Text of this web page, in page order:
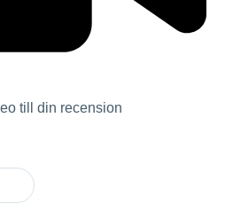
till din recension